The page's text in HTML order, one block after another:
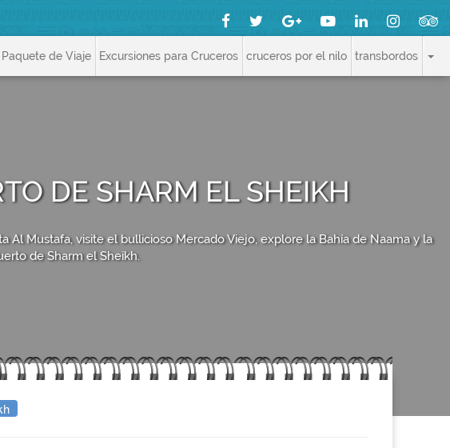
Paquete de Viaje Excursiones para Cruceros cruceros por el nilo transbordos
DE SHARM EL SHEIKH
Al Mustafa, visite el bullicioso Mercado Viejo, explore la Bahía de Naama y la
de Sharm el Sheikh.